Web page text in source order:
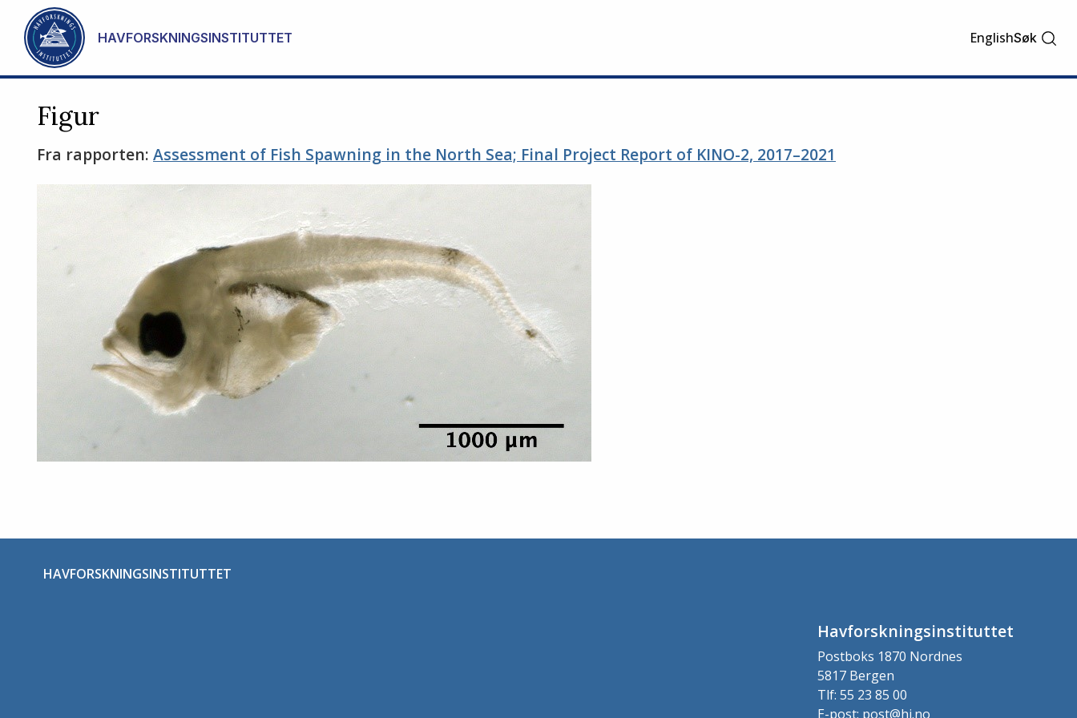
Gå til hovedinnhold
HAVFORSKNINGSINSTITUTTET EnglishSøk
Figur
Fra rapporten: Assessment of Fish Spawning in the North Sea; Final Project Report of KINO-2, 2017–2021
HAVFORSKNINGSINSTITUTTET
Havforskningsinstituttet
Postboks 1870 Nordnes
5817 Bergen
Tlf: 55 23 85 00
E-post: post@hi.no